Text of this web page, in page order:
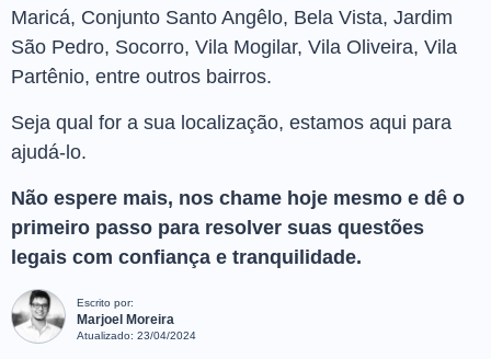
Maricá, Conjunto Santo Angêlo, Bela Vista, Jardim
São Pedro, Socorro, Vila Mogilar, Vila Oliveira, Vila
Partênio, entre outros bairros.
Seja qual for a sua localização, estamos aqui para
ajudá-lo.
Não espere mais, nos chame hoje mesmo e dê o
primeiro passo para resolver suas questões
legais com confiança e tranquilidade.
Escrito por:
Marjoel Moreira
Atualizado: 23/04/2024